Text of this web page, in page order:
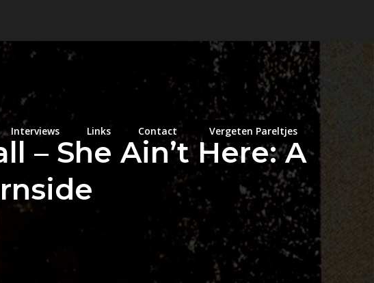
Interviews Links Contact Vergeten Pareltjes
– She Ain’t Here: A